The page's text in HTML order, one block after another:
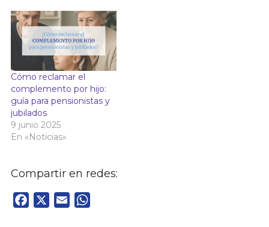
Cómo reclamar el
complemento por hijo:
guía para pensionistas y
jubilados
9 junio 2025
En «Noticias»
Compartir en redes:
Facebook Email